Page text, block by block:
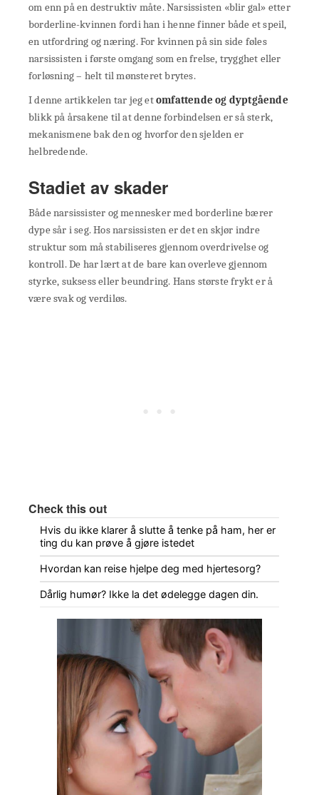
om enn på en destruktiv måte. Narsissisten «blir gal» etter
borderline-kvinnen fordi han i henne finner både et speil,
en utfordring og næring. For kvinnen på sin side føles
narsissisten i første omgang som en frelse, trygghet eller
forløsning – helt til mønsteret brytes.
I denne artikkelen tar jeg etomfattende og dyptgående
blikk på årsakene til at denne forbindelsen er så sterk,
mekanismene bak den og hvorfor den sjelden er
helbredende.
Stadiet av skader
Både narsissister og mennesker med borderline bærer
dype sår i seg. Hos narsissisten er det en skjør indre
struktur som må stabiliseres gjennom overdrivelse og
kontroll. De har lært at de bare kan overleve gjennom
styrke, suksess eller beundring. Hans største frykt er å
være svak og verdiløs.
Check this out
Hvis du ikke klarer å slutte å tenke på ham, her er
ting du kan prøve å gjøre istedet
Hvordan kan reise hjelpe deg med hjertesorg?
Dårlig humør? Ikke la det ødelegge dagen din.